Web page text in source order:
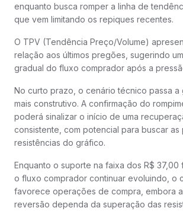
enquanto busca romper a linha de
que vem limitando os repiques recentes.
O TPV (Tendência Preço/Volume)
relação aos últimos pregões, sugerindo
gradual do fluxo comprador após a
No curto prazo, o cenário técnico passa a
mais construtivo. A confirmação do
poderá sinalizar o início de uma
consistente, com potencial para buscar as
resistências do gráfico.
Enquanto o suporte na faixa dos R$
o fluxo comprador continuar evoluindo, o
favorece operações de compra, embora
reversão dependa da superação das